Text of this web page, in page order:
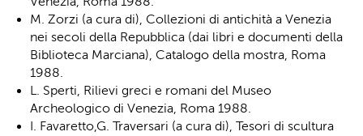
M. Zorzi (a cura di), Collezioni di antichità a Venezia
nei secoli della Repubblica (dai libri e documenti della
Biblioteca Marciana), Catalogo della mostra, Roma
1988.
L. Sperti, Rilievi greci e romani del Museo
Archeologico di Venezia, Roma 1988.
I. Favaretto,G. Traversari (a cura di), Tesori di scultura